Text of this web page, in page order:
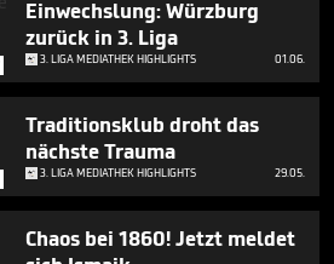
Einwechslung: Würzburg
zurück in 3. Liga
3. LIGA MEDIATHEK HIGHLIGHTS 01.06.
Traditionsklub droht das
nächste Trauma
3. LIGA MEDIATHEK HIGHLIGHTS 29.05.
Chaos bei 1860! Jetzt meldet